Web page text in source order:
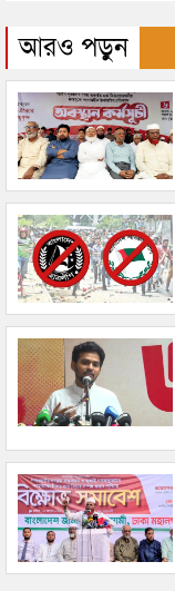
আরও পড়ুন